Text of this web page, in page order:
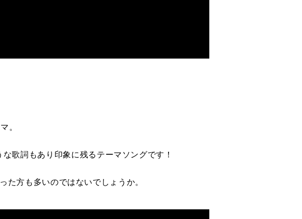
。
歌詞もあり印象に残るテーマソングです！
た方も多いのではないでしょうか。